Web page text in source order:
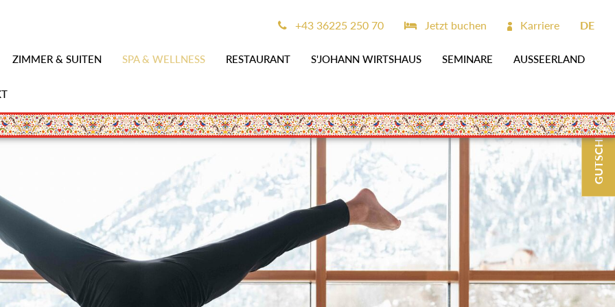
ZIMMER & SUITEN SPA & WELLNESS RESTAURANT S'JOHANN WIRTSHAUS SEMINARE AUSSEERLAND
+43 36225 250 70 Jetzt buchen Karriere DE
GUTSCHEINE